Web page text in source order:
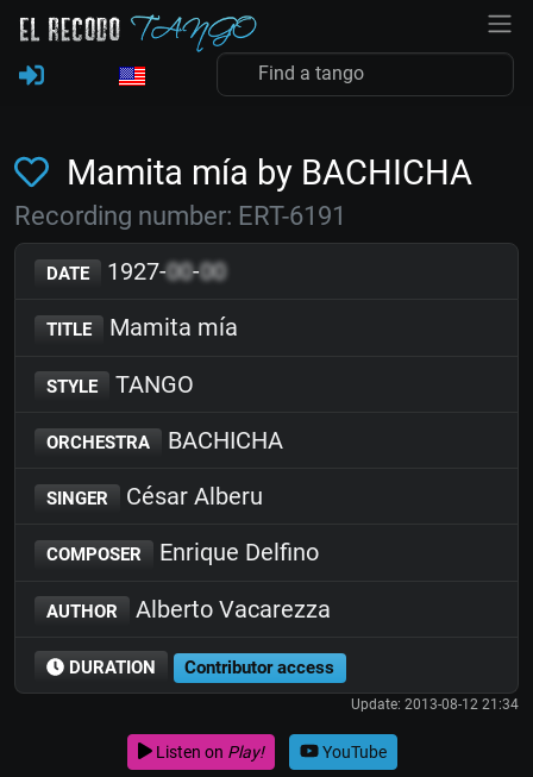
Mamita mía by BACHICHA
Recording number: ERT-6191
DATE 1927-00-00
TITLE Mamita mía
STYLE TANGO
ORCHESTRA BACHICHA
SINGER César Alberu
COMPOSER Enrique Delfino
AUTHOR Alberto Vacarezza
DURATION Contributor access
Update: 2013-08-12 21:34
Listen on Play! YouTube